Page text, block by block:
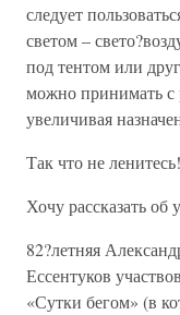
следует
светом –
под тентом или
можно принимать с
увеличивая
Так что не
Хочу рассказать
82?летняя
Ессентуков
«Сутки бегом» (в